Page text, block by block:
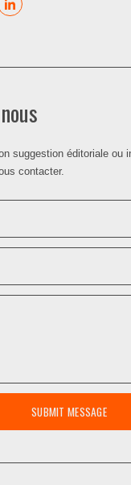
suggestion éditoriale ou
contacter.
SUBMIT MESSAGE